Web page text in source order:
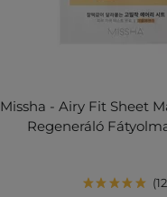
Missha - Airy Fit Sheet
Regeneráló
12